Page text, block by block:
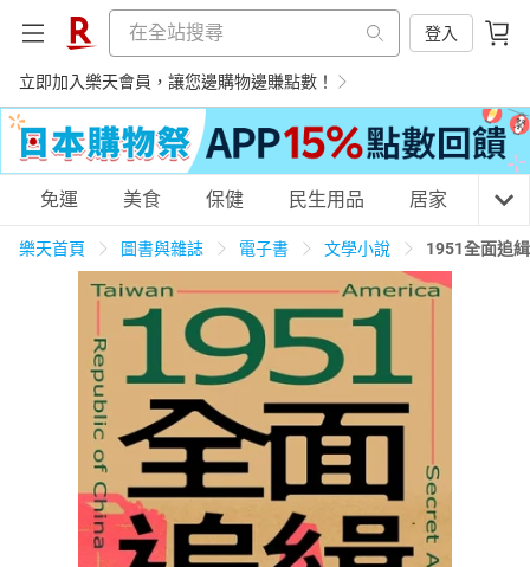
登入
立即加入樂天會員，讓您邊購物邊賺點數！
購物網分類
美食蛋糕 養生保健
居家生活 3C家電 運動休閒
女裝 男裝 化妝保養 情趣用品
免運 美食 保健 民生用品 居家 3C
樂天首頁 圖書與雜誌 電子書 文學小說 1951全面追